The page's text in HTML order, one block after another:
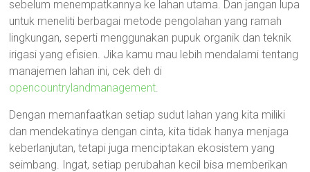
sebelum menempatkannya ke lahan utama. Dan jangan lupa
untuk meneliti berbagai metode pengolahan yang ramah
lingkungan, seperti menggunakan pupuk organik dan teknik
irigasi yang efisien. Jika kamu mau lebih mendalami tentang
manajemen lahan ini, cek deh di
opencountrylandmanagement.
Dengan memanfaatkan setiap sudut lahan yang kita miliki
dan mendekatinya dengan cinta, kita tidak hanya menjaga
keberlanjutan, tetapi juga menciptakan ekosistem yang
seimbang. Ingat, setiap perubahan kecil bisa memberikan